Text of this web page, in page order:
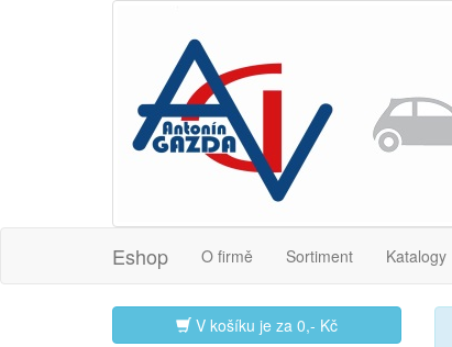
Eshop O firmě Sortiment Katalogy
V košíku je za 0,- Kč